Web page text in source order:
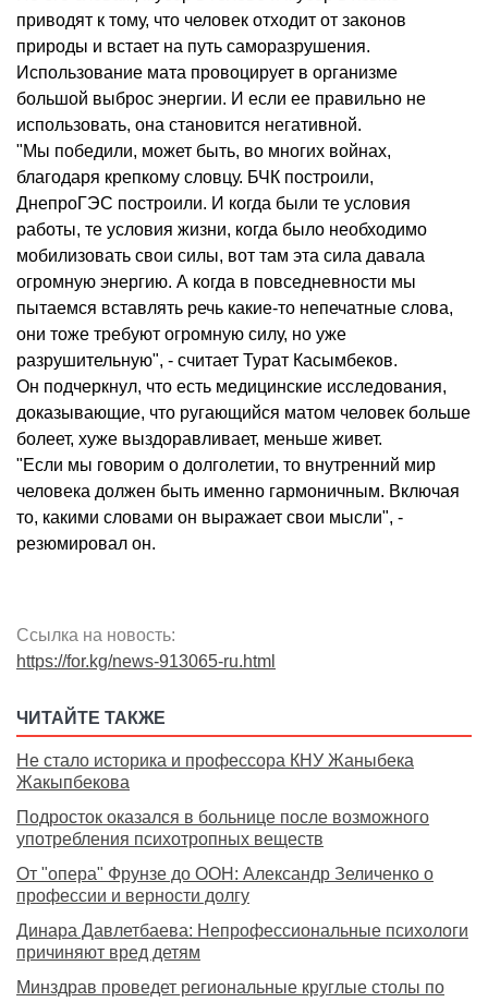
приводят к тому, что человек отходит от законов
природы и встает на путь саморазрушения.
Использование мата провоцирует в организме
большой выброс энергии. И если ее правильно не
использовать, она становится негативной.
"Мы победили, может быть, во многих войнах,
благодаря крепкому словцу. БЧК построили,
ДнепроГЭС построили. И когда были те условия
работы, те условия жизни, когда было необходимо
мобилизовать свои силы, вот там эта сила давала
огромную энергию. А когда в повседневности мы
пытаемся вставлять речь какие-то непечатные слова,
они тоже требуют огромную силу, но уже
разрушительную", - считает Турат Касымбеков.
Он подчеркнул, что есть медицинские исследования,
доказывающие, что ругающийся матом человек больше
болеет, хуже выздоравливает, меньше живет.
"Если мы говорим о долголетии, то внутренний мир
человека должен быть именно гармоничным. Включая
то, какими словами он выражает свои мысли", -
резюмировал он.
Ссылка на новость:
https://for.kg/news-913065-ru.html
ЧИТАЙТЕ ТАКЖЕ
Не стало историка и профессора КНУ Жаныбека
Жакыпбекова
Подросток оказался в больнице после возможного
употребления психотропных веществ
От "опера" Фрунзе до ООН: Александр Зеличенко о
профессии и верности долгу
Динара Давлетбаева: Непрофессиональные психологи
причиняют вред детям
Минздрав проведет региональные круглые столы по